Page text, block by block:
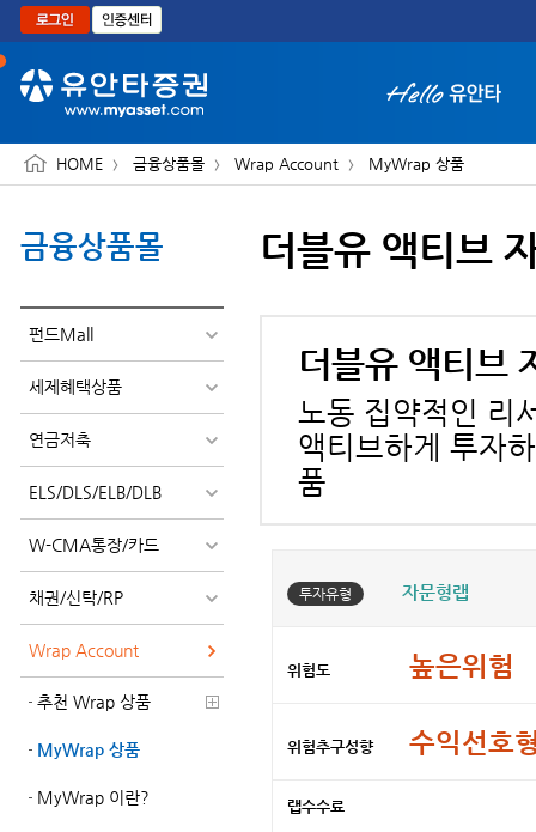
본문으로 바로가기
HOME 금융상품몰 Wrap Account MyWrap 상품
금융상품몰
펀드Mall
세제혜택상품
연금저축
ELS/DLS/ELB/DLB
W-CMA통장/카드
채권/신탁/RP
Wrap Account
추천 Wrap 상품
MyWrap 상품
MyWrap 이란?
더블유 액티브
더블유 액티브
노동 집약적인 리
액티브하게 투자
품
투자유형 자문형랩
위험도 높은위험
위험추구성향 수익선호
랩수수료